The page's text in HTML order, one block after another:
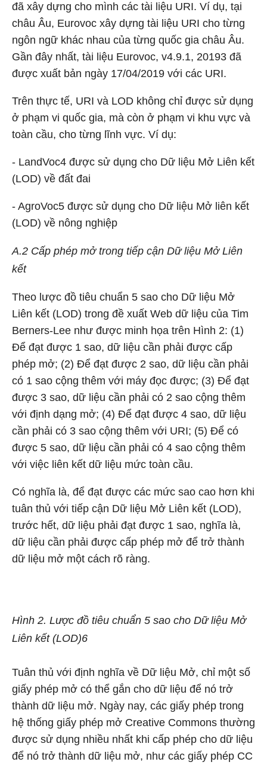
đã xây dựng cho mình các tài liệu URI. Ví dụ, tại
châu Âu, Eurovoc xây dựng tài liệu URI cho từng
ngôn ngữ khác nhau của từng quốc gia châu Âu.
Gần đây nhất, tài liệu Eurovoc, v4.9.1, 20193 đã
được xuất bản ngày 17/04/2019 với các URI.
Trên thực tế, URI và LOD không chỉ được sử dụng
ở phạm vi quốc gia, mà còn ở phạm vi khu vực và
toàn cầu, cho từng lĩnh vực. Ví dụ:
- LandVoc4 được sử dụng cho Dữ liệu Mở Liên kết
(LOD) về đất đai
- AgroVoc5 được sử dụng cho Dữ liệu Mở liên kết
(LOD) về nông nghiệp
A.2 Cấp phép mở trong tiếp cận Dữ liệu Mở Liên
kết
Theo lược đồ tiêu chuẩn 5 sao cho Dữ liệu Mở
Liên kết (LOD) trong đề xuất Web dữ liệu của Tim
Berners-Lee như được minh họa trên Hình 2: (1)
Để đạt được 1 sao, dữ liệu cần phải được cấp
phép mở; (2) Để đạt được 2 sao, dữ liệu cần phải
có 1 sao cộng thêm với máy đọc được; (3) Để đạt
được 3 sao, dữ liệu cần phải có 2 sao cộng thêm
với định dạng mở; (4) Để đạt được 4 sao, dữ liệu
cần phải có 3 sao cộng thêm với URI; (5) Để có
được 5 sao, dữ liệu cần phải có 4 sao cộng thêm
với việc liên kết dữ liệu mức toàn cầu.
Có nghĩa là, để đạt được các mức sao cao hơn khi
tuân thủ với tiếp cận Dữ liệu Mở Liên kết (LOD),
trước hết, dữ liệu phải đạt được 1 sao, nghĩa là,
dữ liệu cần phải được cấp phép mở để trở thành
dữ liệu mở một cách rõ ràng.
Hình 2. Lược đồ tiêu chuẩn 5 sao cho Dữ liệu Mở
Liên kết (LOD)6
Tuân thủ với định nghĩa về Dữ liệu Mở, chỉ một số
giấy phép mở có thể gắn cho dữ liệu để nó trở
thành dữ liệu mở. Ngày nay, các giấy phép trong
hệ thống giấy phép mở Creative Commons thường
được sử dụng nhiều nhất khi cấp phép cho dữ liệu
để nó trở thành dữ liệu mở, như các giấy phép CC